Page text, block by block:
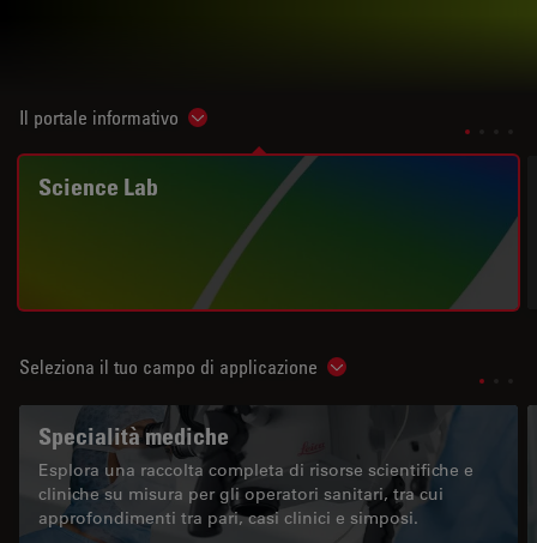
Il portale informativo Show subnavigation
Science Lab
Seleziona il tuo campo di applicazione Show subnavigation
Specialità mediche
Esplora una raccolta completa di risorse scientifiche e
cliniche su misura per gli operatori sanitari, tra cui
approfondimenti tra pari, casi clinici e simposi.